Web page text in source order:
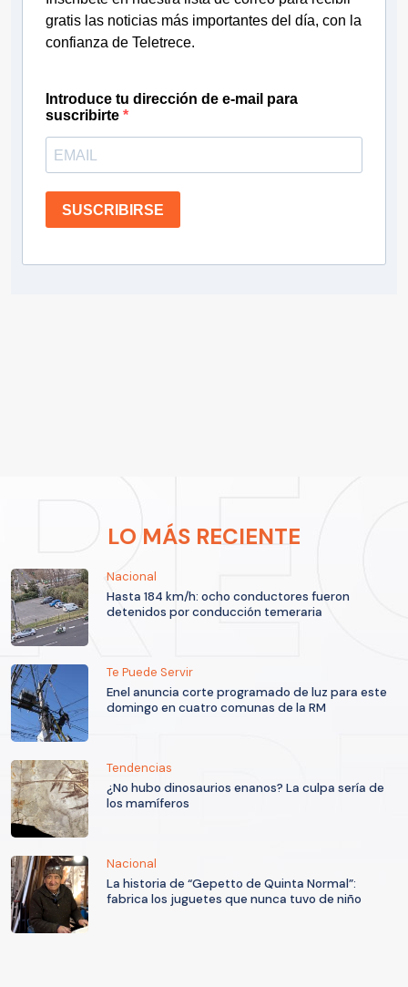
gratis las noticias más importantes del día, con la
confianza de Teletrece.
Introduce tu dirección de e-mail para
suscribirte
SUSCRIBIRSE
LO MÁS RECIENTE
Nacional
Hasta 184 km/h: ocho conductores fueron
detenidos por conducción temeraria
Te Puede Servir
Enel anuncia corte programado de luz para este
domingo en cuatro comunas de la RM
Tendencias
¿No hubo dinosaurios enanos? La culpa sería de
los mamíferos
Nacional
La historia de “Gepetto de Quinta Normal”:
fabrica los juguetes que nunca tuvo de niño